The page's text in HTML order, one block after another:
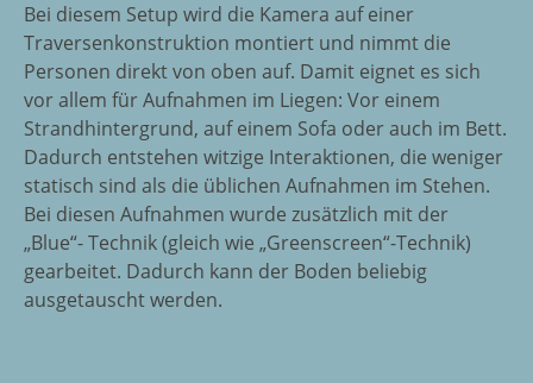
Bei diesem Setup wird die Kamera auf einer
Traversenkonstruktion montiert und nimmt die
Personen direkt von oben auf. Damit eignet es sich
vor allem für Aufnahmen im Liegen: Vor einem
Strandhintergrund, auf einem Sofa oder auch im Bett.
Dadurch entstehen witzige Interaktionen, die weniger
statisch sind als die üblichen Aufnahmen im Stehen.
Bei diesen Aufnahmen wurde zusätzlich mit der
„Blue“- Technik (gleich wie „Greenscreen“-Technik)
gearbeitet. Dadurch kann der Boden beliebig
ausgetauscht werden.